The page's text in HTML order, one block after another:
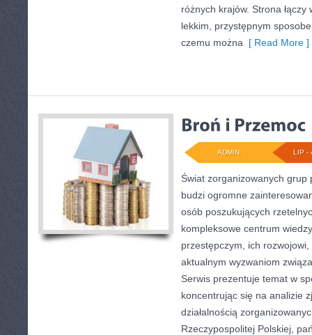
różnych krajów. Strona
lekkim, przystępnym
czemu można [ Read More ]
LIP -
ADMIN
Świat zorganizowanych grup
budzi ogromne
osób poszukujących
kompleksowe centrum
przestępczym, ich
aktualnym wyzwaniom
Serwis prezentuje temat w
koncentrując się na analizie
działalnością
Rzeczypospolitej Polskiej,